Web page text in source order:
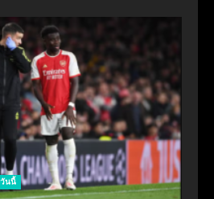
นนี้